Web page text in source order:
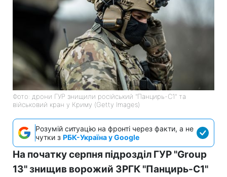
Фото: дрони ГУР знищили російський "Панцирь-С1" та
військовий кран у Криму (Getty Images)
Розумій ситуацію на фронті через факти, а не
чутки з РБК-Україна у Google
На початку серпня підрозділ ГУР "Group
13" знищив ворожий ЗРГК "Панцирь-С1"